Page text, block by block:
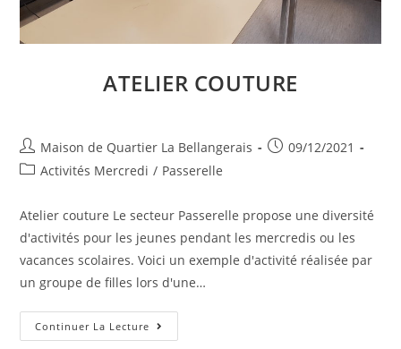
ATELIER COUTURE
Auteur/autrice
de
Maison de Quartier La Bellangerais
Publication
09/12/2021
PostActivités Mercredi / Passerelle
Atelier couture Le secteur Passerelle propose une diversité
d'activités pour les jeunes pendant les mercredis ou les
vacances scolaires. Voici un exemple d'activité réalisée par
un groupe de filles lors d'une…
Continuer La Lecture Atelier
Couture